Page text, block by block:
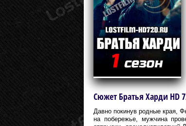
Сюжет Братья Харди HD
Давно покинув родные края,
на побережье, мужчина